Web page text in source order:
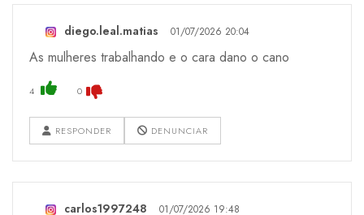
diego.leal.matias 01/07/2026 20:04
As mulheres trabalhando e o cara dano o cano
4 0
RESPONDER DENUNCIAR
carlos1997248 01/07/2026 19:48